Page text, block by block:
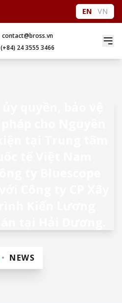
EN VN
contact@bross.vn
(+84) 24 3555 3466
• NEWS